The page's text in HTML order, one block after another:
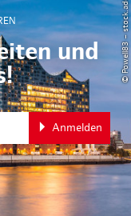
und
Anmelden
© Powell83 – stock.adobe.com